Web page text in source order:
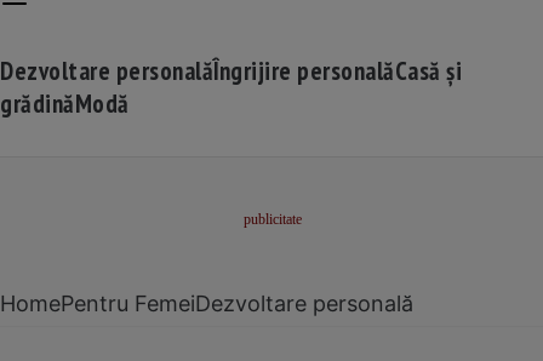
Dezvoltare personalăÎngrijire personalăCasă și
grădinăModă
HomePentru FemeiDezvoltare personală